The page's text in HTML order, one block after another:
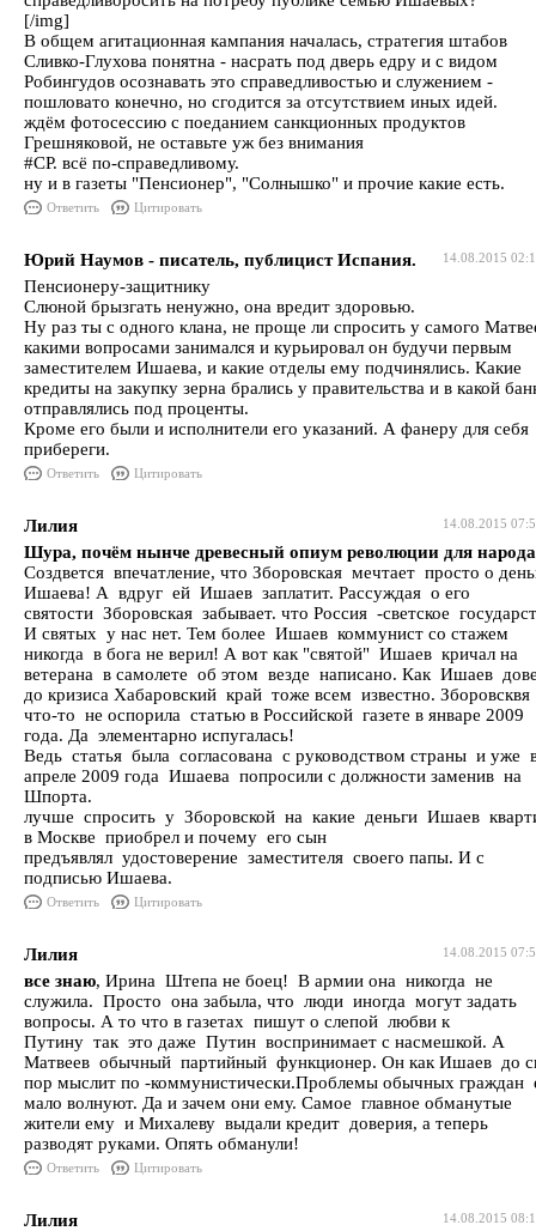
[/img]
В общем агитационная кампания началась, стратегия штабов
Сливко-Глухова понятна - насрать под дверь едру и с видом
Робингудов осознавать это справедливостью и служением -
пошловато конечно, но сгодится за отсутствием иных идей.
ждём фотосессию с поеданием санкционных продуктов
Грешняковой, не оставьте уж без внимания
#СР. всё по-справедливому.
ну и в газеты "Пенсионер", "Солнышко" и прочие какие есть.
Ответить Цитировать
14.08.2015
Юрий Наумов - писатель, публицист Испания.
Пенсионеру-защитнику
Слюной брызгать ненужно, она вредит здоровью.
Ну раз ты с одного клана, не проще ли спросить у самого
какими вопросами занимался и курьировал он будучи первым
заместителем Ишаева, и какие отделы ему подчинялись. Какие
кредиты на закупку зерна брались у правительства и в какой
отправлялись под проценты.
Кроме его были и исполнители его указаний. А фанеру для себя
прибереги.
Ответить Цитировать
14.08.2015
Лилия
Шура, почём нынче древесный опиум революции для
Создвется впечатление, что Зборовская мечтает просто о
Ишаева! А вдруг ей Ишаев заплатит. Рассуждая о его
святости Зборовская забывает. что Россия -светское
И святых у нас нет. Тем более Ишаев коммунист со стажем
никогда в бога не верил! А вот как "святой" Ишаев кричал на
ветерана в самолете об этом везде написано. Как Ишаев
до кризиса Хабаровский край тоже всем известно. Зборовсквя
что-то не оспорила статью в Российской газете в январе 2009
года. Да элементарно испугалась!
Ведь статья была согласована с руководством страны и уже
апреле 2009 года Ишаева попросили с должности заменив на
Шпорта.
лучше спросить у Зборовской на какие деньги Ишаев
в Москве приобрел и почему его сын
предъявлял удостоверение заместителя своего папы. И с
подписью Ишаева.
Ответить Цитировать
14.08.2015
Лилия
все знаю, Ирина Штепа не боец! В армии она никогда не
служила. Просто она забыла, что люди иногда могут задать
вопросы. А то что в газетах пишут о слепой любви к
Путину так это даже Путин воспринимает с насмешкой. А
Матвеев обычный партийный функционер. Он как Ишаев до
пор мыслит по -коммунистически.Проблемы обычных граждан
мало волнуют. Да и зачем они ему. Самое главное обманутые
жители ему и Михалеву выдали кредит доверия, а теперь
разводят руками. Опять обманули!
Ответить Цитировать
14.08.2015
Лилия